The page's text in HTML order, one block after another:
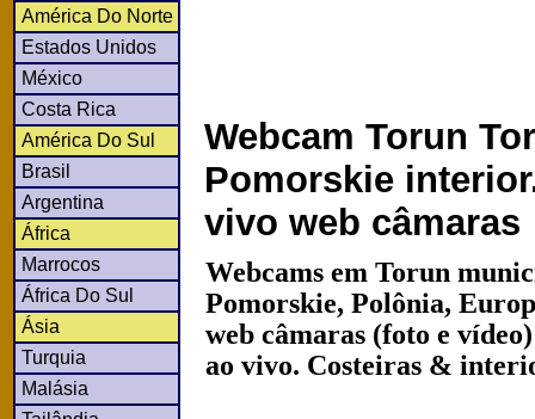
América Do Norte
Estados Unidos
México
Costa Rica
América Do Sul
Brasil
Argentina
África
Marrocos
África Do Sul
Ásia
Turquia
Malásia
Webcam Torun
Pomorskie
vivo web câmaras
Webcams em Torun
Pomorskie, Polônia,
web câmaras (foto e
ao vivo. Costeiras &